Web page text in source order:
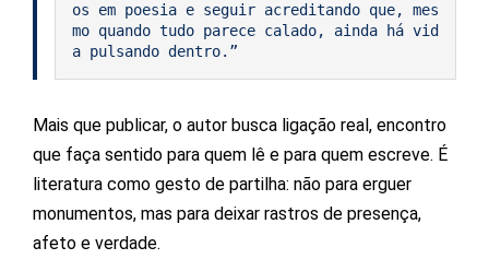
os em poesia e seguir acreditando que, mes
mo quando tudo parece calado, ainda há vid
a pulsando dentro.”
Mais que publicar, o autor busca ligação real, encontro
que faça sentido para quem lê e para quem escreve. É
literatura como gesto de partilha: não para erguer
monumentos, mas para deixar rastros de presença,
afeto e verdade.